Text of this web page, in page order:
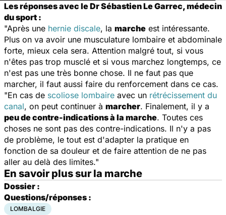
Les réponses avec le Dr Sébastien Le Garrec, médecin
du sport :
"Après une hernie discale, la marche est intéressante.
Plus on va avoir une musculature lombaire et abdominale
forte, mieux cela sera. Attention malgré tout, si vous
n'êtes pas trop musclé et si vous marchez longtemps, ce
n'est pas une très bonne chose. Il ne faut pas que
marcher, il faut aussi faire du renforcement dans ce cas.
"En cas de scoliose lombaire avec un rétrécissement du
canal, on peut continuer à marcher. Finalement, il y a
peu de contre-indications à la marche. Toutes ces
choses ne sont pas des contre-indications. Il n'y a pas
de problème, le tout est d'adapter la pratique en
fonction de sa douleur et de faire attention de ne pas
aller au delà des limites."
En savoir plus sur la marche
Dossier :
Questions/réponses :
LOMBALGIE